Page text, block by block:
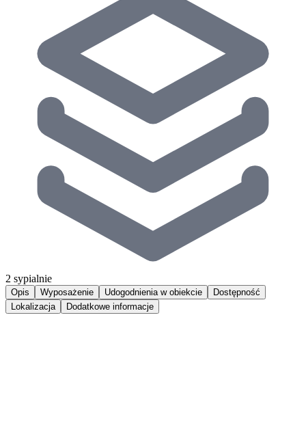
2 sypialnie
Opis Wyposażenie Udogodnienia w obiekcie
Dostępność
Lokalizacja
Dodatkowe informacje